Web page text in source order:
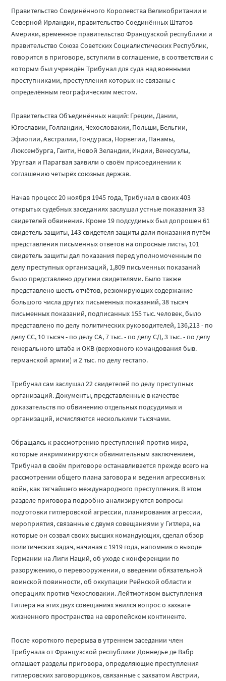
Правительство Соединённого Королевства Великобритании и
Северной Ирландии, правительство Соединённых Штатов
Америки, временное правительство Французской республики и
правительство Союза Советских Социалистических Республик,
говорится в приговоре, вступили в соглашение, в соответствии с
которым был учреждён Трибунал для суда над военными
преступниками, преступления которых не связаны с
определённым географическим местом.
Правительства Объединённых наций: Греции, Дании,
Югославии, Голландии, Чехословакии, Польши, Бельгии,
Эфиопии, Австралии, Гондураса, Норвегии, Панамы,
Люксембурга, Гаити, Новой Зеландии, Индии, Венесуэлы,
Уругвая и Парагвая заявили о своём присоединении к
соглашению четырёх союзных держав.
Начав процесс 20 ноября 1945 года, Трибунал в своих 403
открытых судебных заседаниях заслушал устные показания 33
свидетелей обвинения. Кроме 19 подсудимых был допрошен 61
свидетель защиты, 143 свидетеля защиты дали показания путём
представления письменных ответов на опросные листы, 101
свидетель защиты дал показания перед уполномоченным по
делу преступных организаций, 1,809 письменных показаний
было представлено другими свидетелями. Было также
представлено шесть отчётов, резюмирующих содержание
большого числа других письменных показаний, 38 тысяч
письменных показаний, подписанных 155 тыс. человек, было
представлено по делу политических руководителей, 136,213 - по
делу СС, 10 тысяч - по делу СА, 7 тыс. - по делу СД, 3 тыс. - по делу
генерального штаба и ОКВ (верховного командования быв.
германской армии) и 2 тыс. по делу гестапо.
Трибунал сам заслушал 22 свидетелей по делу преступных
организаций. Документы, представленные в качестве
доказательств по обвинению отдельных подсудимых и
организаций, исчисляются несколькими тысячами.
Обращаясь к рассмотрению преступлений против мира,
которые инкриминируются обвинительным заключением,
Трибунал в своём приговоре останавливается прежде всего на
рассмотрении общего плана заговора и ведения агрессивных
войн, как тягчайшего международного преступления. В этом
разделе приговора подробно анализируются вопросы
подготовки гитлеровской агрессии, планирования агрессии,
мероприятия, связанные с двумя совещаниями у Гитлера, на
которые он созвал своих высших командующих, сделал обзор
политических задач, начиная с 1919 года, напомнив о выходе
Германии на Лиги Наций, об уходе с конференции по
разоружению, о перевооружении, о введении обязательной
воинской повинности, об оккупации Рейнской области и
операциях против Чехословакии. Лейтмотивом выступления
Гитлера на этих двух совещаниях явился вопрос о захвате
жизненного пространства на европейском континенте.
После короткого перерыва в утреннем заседании член
Трибунала от Французской республики Доннедье де Вабр
оглашает разделы приговора, определяющие преступления
гитлеровских заговорщиков, связанные с захватом Австрии,